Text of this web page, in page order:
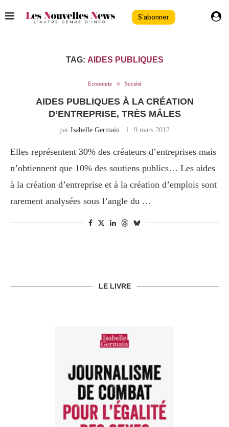
S'abonner
TAG: AIDES PUBLIQUES
Economie Société
AIDES PUBLIQUES À LA CRÉATION
D’ENTREPRISE, TRÈS MÂLES
par Isabelle Germain 9 mars 2012
Elles représentent 30% des créateurs d’entreprises mais
n’obtiennent que 10% des soutiens publics… Les aides
à la création d’entreprise et à la création d’emplois sont
rarement analysées sous l’angle du …
LE LIVRE